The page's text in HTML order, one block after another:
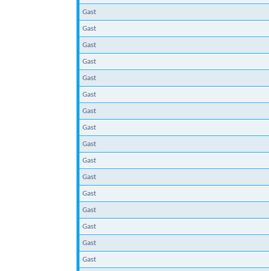
Gast
Gast
Gast
Gast
Gast
Gast
Gast
Gast
Gast
Gast
Gast
Gast
Gast
Gast
Gast
Gast